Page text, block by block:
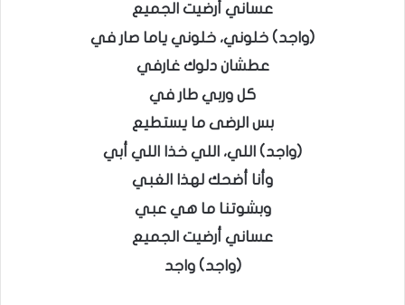
عساني أرضيت الجميع
(واجد) خلوني، خلوني ياما صار في
عطشان دلوك غارفي
كل وربي طار في
بس الرضى ما يستطيع
(واجد) اللي، اللي خذا اللي أبي
وأنا أضحك لهذا الغبي
وبشوتنا ما هي عبي
عساني أرضيت الجميع
(واجد) واجد